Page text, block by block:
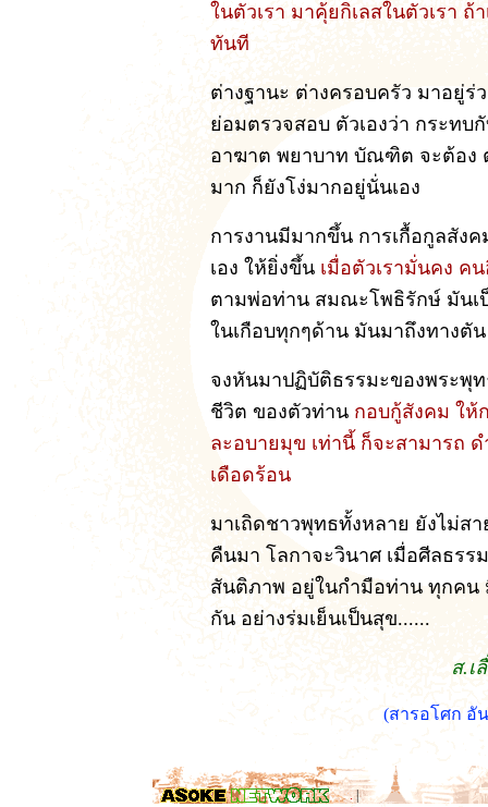
ในตัวเรา มาคุ้ยกิเลสในตัวเรา ถ้
ทันที
ต่างฐานะ ต่างครอบครัว มาอยู่
ย่อมตรวจสอบ ตัวเองว่า กระท
อาฆาต พยาบาท บัณฑิต จะต้อง
มาก ก็ยังโง่มากอยู่นั่นเอง
การงานมีมากขึ้น การเกื้อกูลสัง
เอง ให้ยิ่งขึ้น เมื่อตัวเรามั่นคง ค
ตามพ่อท่าน สมณะโพธิรักษ์ มันเ
ในเกือบทุกๆด้าน มันมาถึงทางตั
จงหันมาปฏิบัติธรรมะของพระพุท
ชีวิต ของตัวท่าน กอบกู้สังคม ให้
ละอบายมุข เท่านี้ ก็จะสามารถ
เดือดร้อน
มาเถิดชาวพุทธทั้งหลาย ยังไม่ส
คืนมา โลกาจะวินาศ เมื่อศีลธร
สันติภาพ อยู่ในกำมือท่าน ทุกคน
กัน อย่างร่มเย็นเป็นสุข......
ส.เ
(สารอโศก
.|